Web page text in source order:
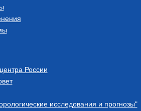
России
исследования и прогнозы"